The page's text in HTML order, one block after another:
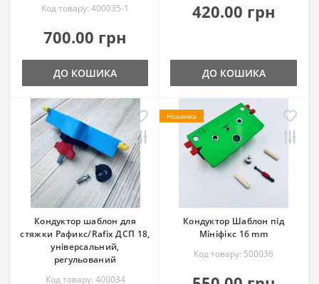
Код товару: 400035-1
700.00 грн
ДО КОШИКА
420.00 грн
ДО КОШИКА
Кондуктор шаблон для
стяжки Рафикс/Rafix ДСП 18,
універсальний,
регульований
Код товару: 400034
Новинка
Кондуктор Шаблон під
Мініфікс 16 mm
Код товару: 500036